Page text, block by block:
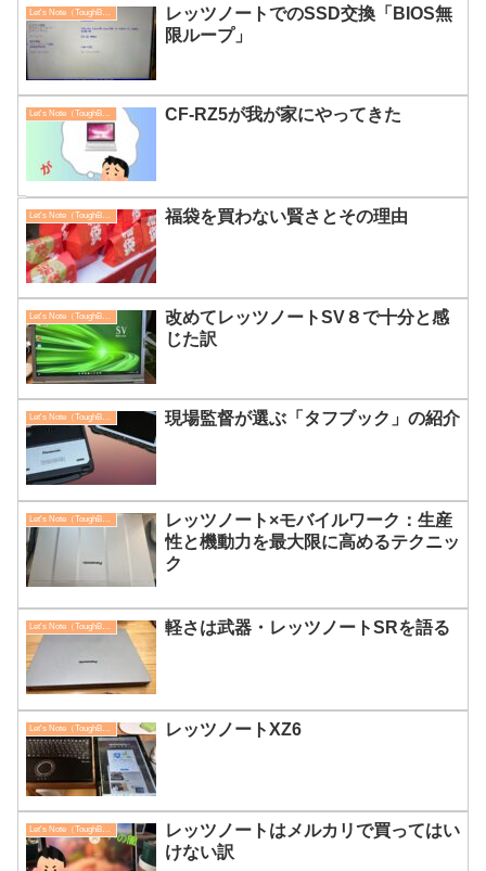
レッツノートでのSSD交換「BIOS無
限ループ」
Let's Note（ToughBook） CF-RZ5が我が家にやってきた
福袋を買わない賢さとその理由
Let's Note（ToughBook）
改めてレッツノートSV８で十分と感
じた訳
Let's Note（ToughBook） 現場監督が選ぶ「タフブック」の紹介
レッツノート×モバイルワーク：生産
性と機動力を最大限に高めるテクニッ
ク
Let's Note（ToughBook） 軽さは武器・レッツノートSRを語る
レッツノートXZ6
Let's Note（ToughBook）
レッツノートはメルカリで買ってはい
けない訳